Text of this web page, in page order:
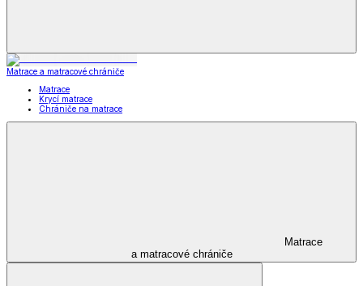
Matrace a matracové chrániče
Matrace
Krycí matrace
Chrániče na matrace
Matrace
a matracové chrániče